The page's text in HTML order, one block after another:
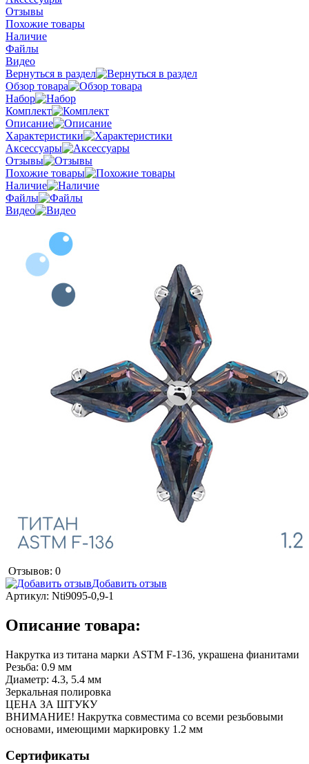
Отзывы
Похожие товары
Наличие
Файлы
Видео
Вернуться в раздел
Обзор товара
Набор
Комплект
Описание
Характеристики
Аксессуары
Отзывы
Похожие товары
Наличие
Файлы
Видео
Отзывов: 0
Добавить отзыв
Артикул: Nti9095-0,9-1
Описание товара:
Накрутка из титана марки ASTM F-136, украшена фианитами
Резьба: 0.9 мм
Диаметр: 4.3, 5.4 мм
Зеркальная полировка
ЦЕНА ЗА ШТУКУ
ВНИМАНИЕ! Накрутка совместима со всеми резьбовыми
основами, имеющими маркировку 1.2 мм
Сертификаты